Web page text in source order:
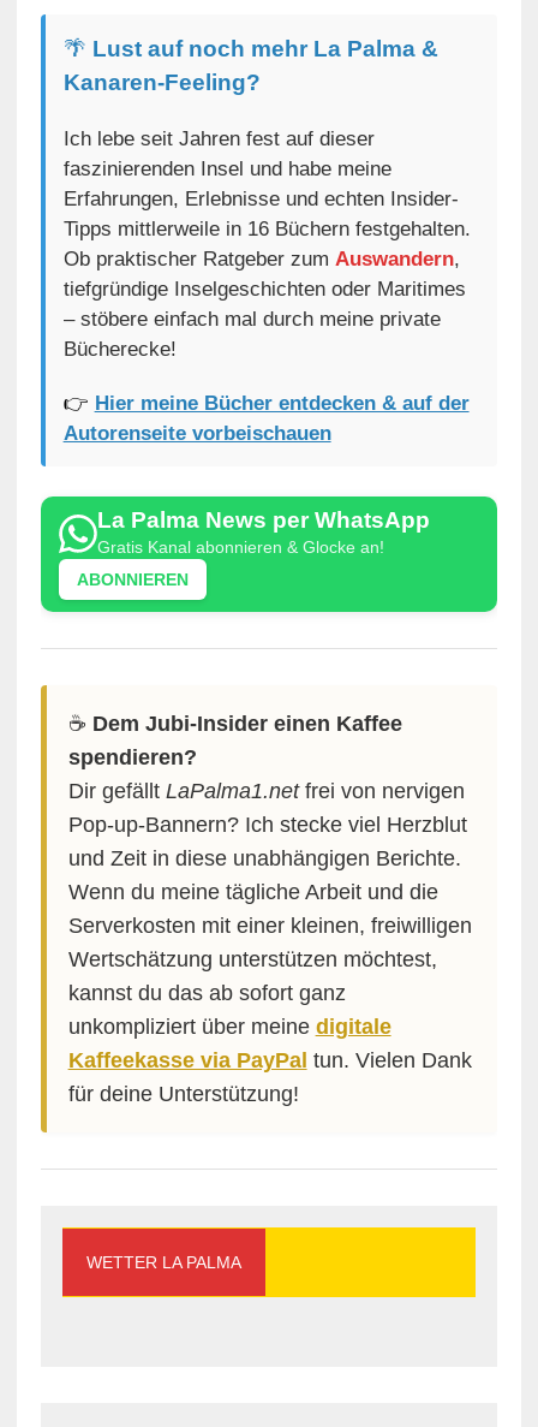
🌴 Lust auf noch mehr La Palma &
Kanaren-Feeling?
Ich lebe seit Jahren fest auf dieser
faszinierenden Insel und habe meine
Erfahrungen, Erlebnisse und echten Insider-
Tipps mittlerweile in 16 Büchern festgehalten.
Ob praktischer Ratgeber zum Auswandern,
tiefgründige Inselgeschichten oder Maritimes
– stöbere einfach mal durch meine private
Bücherecke!
👉 Hier meine Bücher entdecken & auf der
Autorenseite vorbeischauen
La Palma News per WhatsApp
Gratis Kanal abonnieren & Glocke an!
ABONNIEREN
☕️ Dem Jubi-Insider einen Kaffee
spendieren?
Dir gefällt LaPalma1.netfrei von nervigen
Pop-up-Bannern? Ich stecke viel Herzblut
und Zeit in diese unabhängigen Berichte.
Wenn du meine tägliche Arbeit und die
Serverkosten mit einer kleinen, freiwilligen
Wertschätzung unterstützen möchtest,
kannst du das ab sofort ganz
unkompliziert über meine digitale
Kaffeekasse via PayPal tun. Vielen Dank
für deine Unterstützung!
WETTER LA PALMA